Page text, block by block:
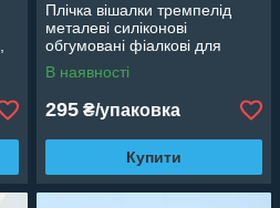
Плічка вішалки тремпелід
металеві силіконові
обгумовані фіалкові для
одягу, 40 см, 10 шт
В наявності
295 ₴/упаковка
Купити